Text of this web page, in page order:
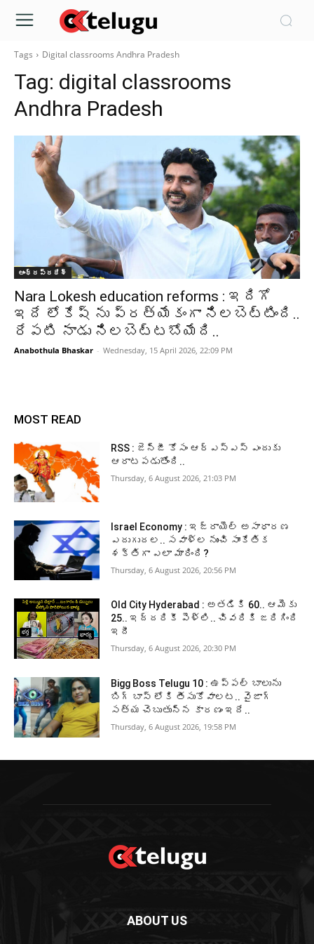
Tags Digital classrooms Andhra Pradesh
Tag: digital classrooms
Andhra Pradesh
ఆంధ్రప్రదేశ్‌
Nara Lokesh education reforms : ఇదిగో
ఇదే లోకేష్ ను ప్రత్యేకంగా నిలబెట్టింది..
రేపటి నాడు నిలబెట్టబోయేది..
Anabothula Bhaskar - Wednesday, 15 April 2026, 22:09 PM
MOST READ
RSS : జెన్‌జీ కోసం ఆర్‌ఎస్‌ఎస్‌ ఎందుకు
ఆరాటపడుతోంది..
Thursday, 6 August 2026, 21:03 PM
Israel Economy : ఇజ్రాయెల్‌ అసాధారణ
ఎదుగుదల.. సవాళ్ల నుంచి సాంకేతిక
శక్తిగా ఎలా మారింది?
Thursday, 6 August 2026, 20:56 PM
Old City Hyderabad : అతడికి 60.. ఆమెకు
25.. ఇద్దరికీ పెళ్లి.. చివరికి జరిగింది
ఇదీ
Thursday, 6 August 2026, 20:30 PM
Bigg Boss Telugu 10 : ఉప్పల్ బాలును
బిగ్ బాస్ లోకి తీసుకోవాలట.. వైజాగ్
సత్య చెబుతున్న కారణం ఇదే..
Thursday, 6 August 2026, 19:58 PM
ABOUT US